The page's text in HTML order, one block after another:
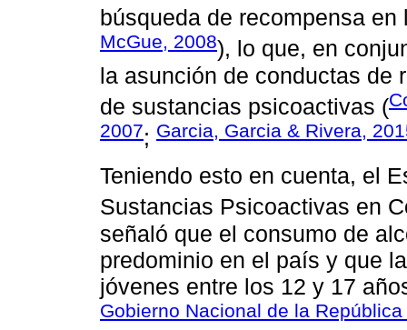
búsqueda de recompensa
McGue, 2008), lo que, en
la asunción de conductas de
de sustancias psicoactivas (
2007; Garcia, Garcia & Rivera,
Teniendo esto en cuenta, el
Sustancias Psicoactivas en
señaló que el consumo de
predominio en el país y que
jóvenes entre los 12 y 17
Gobierno Nacional de la